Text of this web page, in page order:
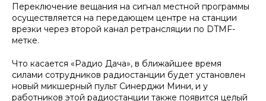
Переключение вещания на сигнал местной программы
осуществляется на передающем центре на станции
врезки через второй канал ретрансляции по DTMF-
метке.
Что касается «Радио Дача», в ближайшее время
силами сотрудников радиостанции будет установлен
новый микшерный пульт Синерджи Мини, и у
работников этой радиостанции также появится целый